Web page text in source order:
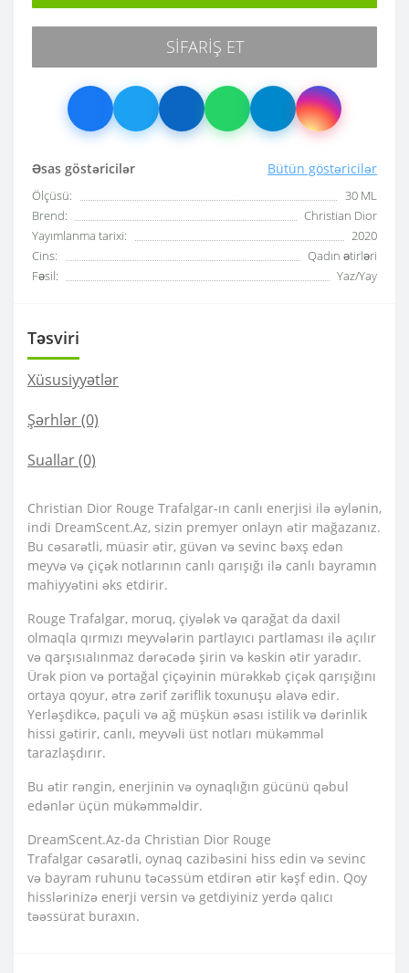
Əsas göstəricilər Bütün göstəricilər
Ölçüsü:
30 ML
Brend:
Christian Dior
Yayımlanma tarixi:
2020
Cins:
Qadın ətirləri
Fəsil:
Yaz/Yay
SIFARIŞ ET
Təsviri
Xüsusiyyətlər
Şərhlər (0)
Suallar(0)
Christian Dior Rouge Trafalgar-ın canlı enerjisi ilə əylənin,
indi DreamScent.Az, sizin premyer onlayn ətir mağazanız.
Bu cəsarətli, müasir ətir, güvən və sevinc bəxş edən
meyvə və çiçək notlarının canlı qarışığı ilə canlı bayramın
mahiyyətini əks etdirir.
Rouge Trafalgar, moruq, çiyələk və qarağat da daxil
olmaqla qırmızı meyvələrin partlayıcı partlaması ilə açılır
və qarşısıalınmaz dərəcədə şirin və kəskin ətir yaradır.
Ürək pion və portağal çiçəyinin mürəkkəb çiçək qarışığını
ortaya qoyur, ətrə zərif zəriflik toxunuşu əlavə edir.
Yerləşdikcə, paçuli və ağ müşkün əsası istilik və dərinlik
hissi gətirir, canlı, meyvəli üst notları mükəmməl
tarazlaşdırır.
Bu ətir rəngin, enerjinin və oynaqlığın gücünü qəbul
edənlər üçün mükəmməldir.
DreamScent.Az-da Christian Dior Rouge
Trafalgar cəsarətli, oynaq cazibəsini hiss edin və sevinc
və bayram ruhunu təcəssüm etdirən ətir kəşf edin. Qoy
hisslərinizə enerji versin və getdiyiniz yerdə qalıcı
təəssürat buraxın.